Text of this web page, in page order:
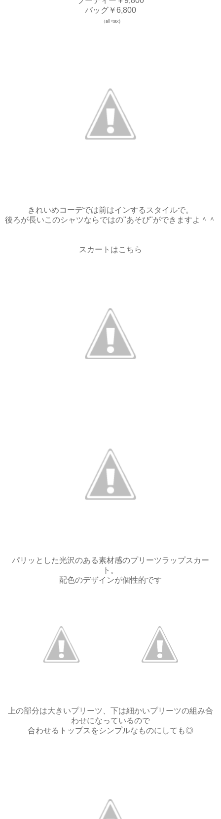
バッグ￥6,800
（all+tax)
きれいめコーデでは前はインするスタイルで。
後ろが長いこのシャツならではの"あそび"ができますよ＾＾
スカートはこちら
パリッとした光沢のある素材感のプリーツラップスカー
ト。
配色のデザインが個性的です
上の部分は大きいプリーツ、下は細かいプリーツの組み合
わせになっているので
合わせるトップスをシンプルなものにしても◎